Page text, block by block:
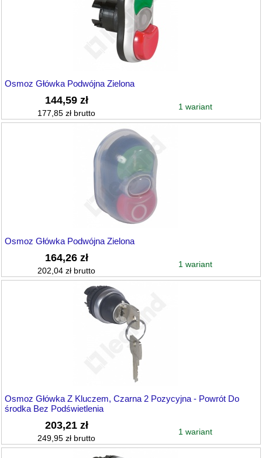
Osmoz Główka Podwójna Zielona
144,59 zł
177,85 zł brutto
1 wariant
Osmoz Główka Podwójna Zielona
164,26 zł
202,04 zł brutto
1 wariant
Osmoz Główka Z Kluczem, Czarna 2 Pozycyjna - Powrót Do
środka Bez Podświetlenia
203,21 zł
249,95 zł brutto
1 wariant